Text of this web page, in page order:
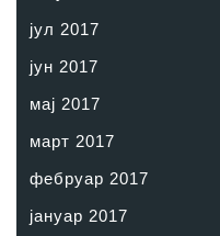
јул 2017
јун 2017
мај 2017
март 2017
фебруар 2017
јануар 2017